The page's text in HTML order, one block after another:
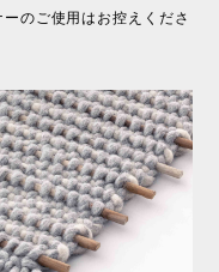
のご使用はお控えくださ